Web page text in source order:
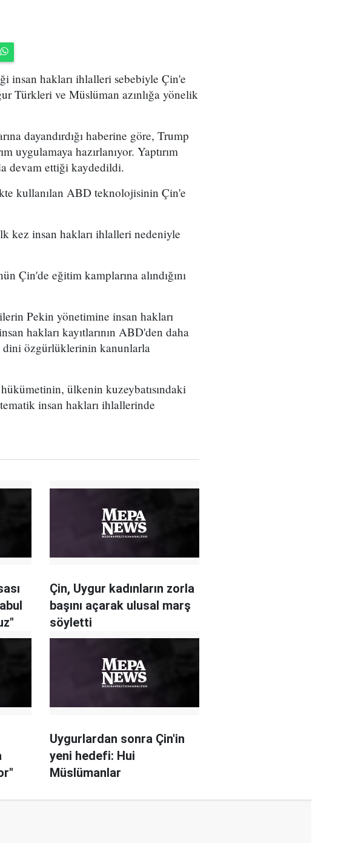
insan hakları ihlalleri sebebiyle Çin'e
Türkleri ve Müslüman azınlığa yönelik
dayandırdığı haberine göre, Trump
hazırlanıyor. Yaptırım
devam ettiği kaydedildi.
kullanılan ABD teknolojisinin Çin'e
kez insan hakları ihlalleri nedeniyle
Çin'de eğitim kamplarına alındığını
Pekin yönetimine insan hakları
hakları kayıtlarının ABD'den daha
dini özgürlüklerinin kanunlarla
ülkenin kuzeybatısındaki
insan hakları ihlallerinde
Çin, Uygur kadınların zorla
başını açarak ulusal marş
söyletti
Uygurlardan sonra Çin'in
yeni hedefi: Hui
Müslümanlar